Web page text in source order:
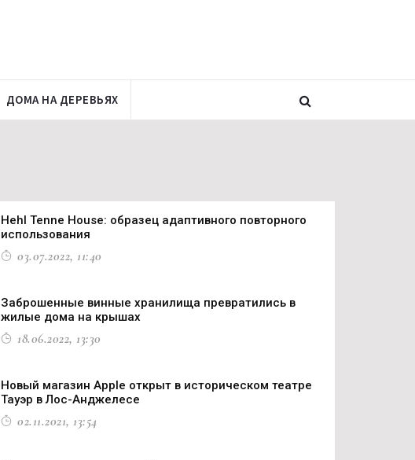
ДОМА НА ДЕРЕВЬЯХ
Hehl Tenne House: образец адаптивного повторного
использования
03.07.2022, 11:40
Заброшенные винные хранилища превратились в
жилые дома на крышах
18.06.2022, 13:30
Новый магазин Apple открыт в историческом театре
Тауэр в Лос-Анджелесе
02.11.2021, 13:54